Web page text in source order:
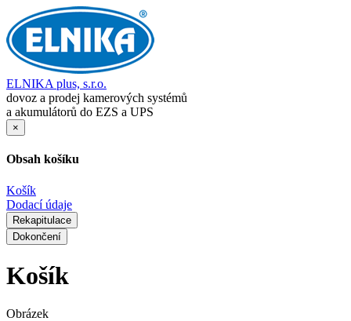
ELNIKA plus, s.r.o.
dovoz a prodej kamerových systémů
a akumulátorů do EZS a UPS
×
Obsah košíku
Košík
Dodací údaje
Rekapitulace
Dokončení
Košík
Obrázek